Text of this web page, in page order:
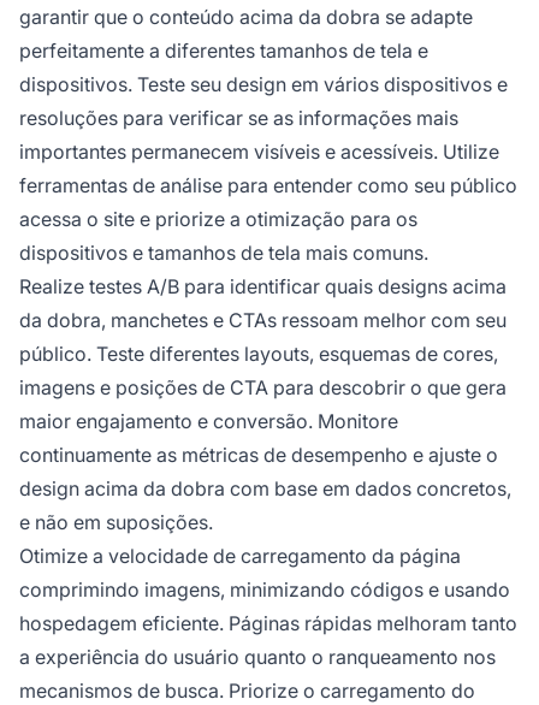
garantir que o conteúdo acima da dobra se adapte
perfeitamente a diferentes tamanhos de tela e
dispositivos. Teste seu design em vários dispositivos e
resoluções para verificar se as informações mais
importantes permanecem visíveis e acessíveis. Utilize
ferramentas de análise para entender como seu público
acessa o site e priorize a otimização para os
dispositivos e tamanhos de tela mais comuns.
Realize testes A/B para identificar quais designs acima
da dobra, manchetes e CTAs ressoam melhor com seu
público. Teste diferentes layouts, esquemas de cores,
imagens e posições de CTA para descobrir o que gera
maior engajamento e conversão. Monitore
continuamente as métricas de desempenho e ajuste o
design acima da dobra com base em dados concretos,
e não em suposições.
Otimize a velocidade de carregamento da página
comprimindo imagens, minimizando códigos e usando
hospedagem eficiente. Páginas rápidas melhoram tanto
a experiência do usuário quanto o ranqueamento nos
mecanismos de busca. Priorize o carregamento do